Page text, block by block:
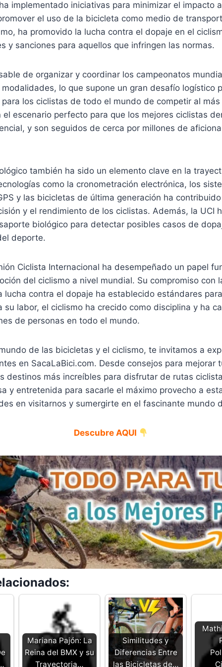
implementado iniciativas para minimizar el impacto
el uso de la bicicleta como medio de
ha promovido la lucha contra el dopaje en el
y sanciones para aquellos que infringen las normas.
de organizar y coordinar los campeonatos
lo que supone un gran desafío logístico
los ciclistas de todo el mundo de competir al
el escenario perfecto para que los mejores ciclistas
y son seguidos de cerca por millones de
también ha sido un elemento clave en la
como la cronometración electrónica, los
y las bicicletas de última generación ha
y el rendimiento de los ciclistas. Además, la UCI
biológico para detectar posibles casos de
deporte.
Ciclista Internacional ha desempeñado un papel
del ciclismo a nivel mundial. Su compromiso con
lucha contra el dopaje ha establecido estándares
su labor, el ciclismo ha crecido como disciplina y ha
de personas en todo el mundo.
de las bicicletas y el ciclismo, te invitamos a
en SacaLaBici.com. Desde consejos para mejorar
destinos más increíbles para disfrutar de rutas
y entretenida para sacarle el máximo provecho a
en visitarnos y sumergirte en el fascinante mundo
Descubre AQUI
Mariana Pajón: La
Reina del BMX y su
Trayectoria…
Similitudes y
Diferencias Entre
las Bicicletas de…